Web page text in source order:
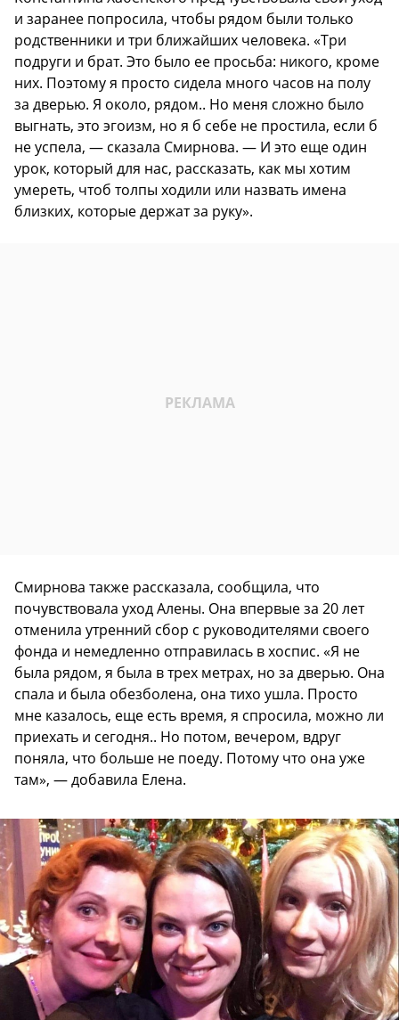
и заранее попросила, чтобы рядом были только
родственники и три ближайших человека. «Три
подруги и брат. Это было ее просьба: никого, кроме
них. Поэтому я просто сидела много часов на полу
за дверью. Я около, рядом.. Но меня сложно было
выгнать, это эгоизм, но я б себе не простила, если б
не успела, — сказала Смирнова. — И это еще один
урок, который для нас, рассказать, как мы хотим
умереть, чтоб толпы ходили или назвать имена
близких, которые держат за руку».
Смирнова также рассказала, сообщила, что
почувствовала уход Алены. Она впервые за 20 лет
отменила утренний сбор с руководителями своего
фонда и немедленно отправилась в хоспис. «Я не
была рядом, я была в трех метрах, но за дверью. Она
спала и была обезболена, она тихо ушла. Просто
мне казалось, еще есть время, я спросила, можно ли
приехать и сегодня.. Но потом, вечером, вдруг
поняла, что больше не поеду. Потому что она уже
там», — добавила Елена.